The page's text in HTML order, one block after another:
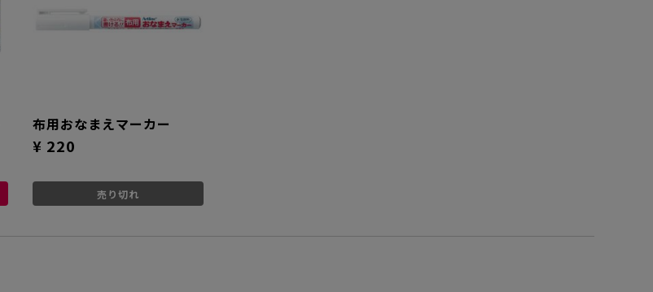
布用おなまえマーカー
¥ 220
売り切れ